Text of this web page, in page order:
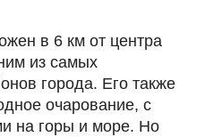
в 6 км от центра
из самых
города. Его также
очарование, с
на горы и море. Но